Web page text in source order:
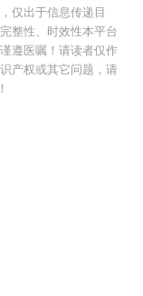
仅出于信息传递目
整性、时效性本平台
遵医嘱！请读者仅作
产权或其它问题，请